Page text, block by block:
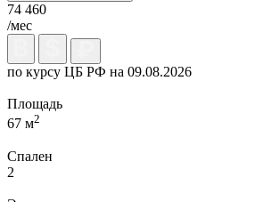
74 460
/мес
по курсу ЦБ РФ на 09.08.2026
Площадь
67 м2
Спален
2